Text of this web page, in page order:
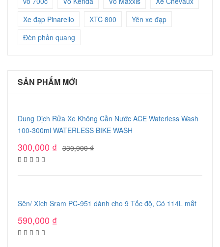
Xe đạp Pinarello
XTC 800
Yên xe đạp
Đèn phản quang
SẢN PHẨM MỚI
Dung Dịch Rửa Xe Không Cần Nước ACE Waterless Wash
100-300ml WATERLESS BIKE WASH
330,000₫
300,000 ₫
Sên/ Xích Sram PC-951 dành cho 9 Tốc độ, Có 114L mắt
590,000 ₫